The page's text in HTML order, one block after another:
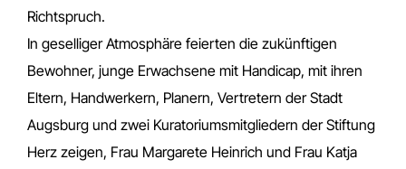
Richtspruch.
In geselliger Atmosphäre feierten die zukünftigen
Bewohner, junge Erwachsene mit Handicap, mit ihren
Eltern, Handwerkern, Planern, Vertretern der Stadt
Augsburg und zwei Kuratoriumsmitgliedern der Stiftung
Herz zeigen, Frau Margarete Heinrich und Frau Katja